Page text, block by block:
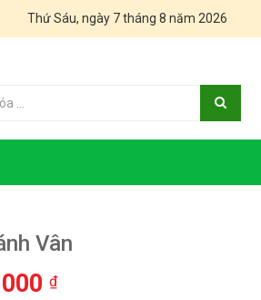
Thứ Sáu, ngày 7 tháng 8 năm 2026
Vân
₫